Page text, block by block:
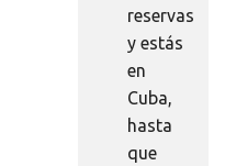
reservas
y estás
en
Cuba,
hasta
que